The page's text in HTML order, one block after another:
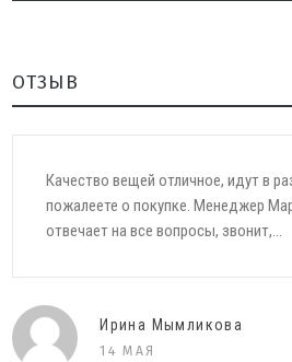
ОТЗЫВ
Сегодня получила первый заказ от
сказать большое спасибо за
заказа. Отличное качество, фирму...
Елена
11 ДЕКАБРЯ